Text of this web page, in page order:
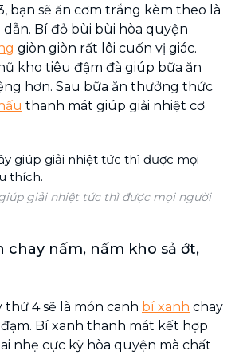
bạn sẽ ăn cơm trắng kèm theo là
dẫn. Bí đỏ bùi bùi hòa quyện
giòn giòn rất lôi cuốn vị giác.
kho tiêu đậm đà giúp bữa ăn
hơn. Sau bữa ăn thưởng thức
thanh mát giúp giải nhiệt cơ
giải nhiệt tức thì được mọi người
chay nấm, nấm kho sả ớt,
thứ 4 sẽ là món canh bí xanh chay
Bí xanh thanh mát kết hợp
nhẹ cực kỳ hòa quyện mà chất